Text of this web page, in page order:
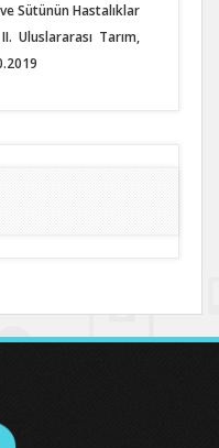
Sütünün Hastalıklar
Uluslararası Tarım,